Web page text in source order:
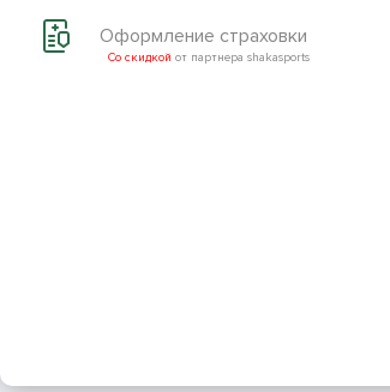
Оформление страховки
Со скидкой от партнера shakasports